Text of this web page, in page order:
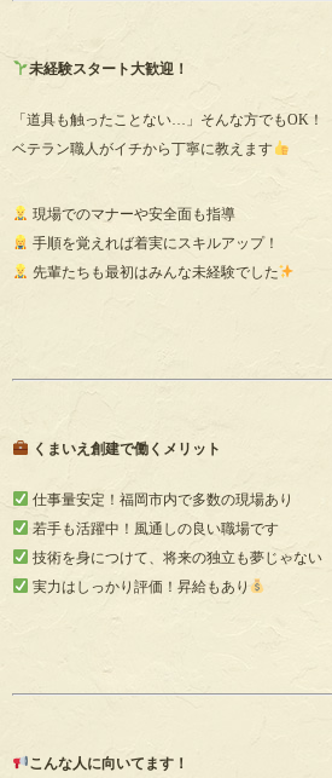
未経験スタート大歓迎！
「道具も触ったことない…」そんな方でもOK！
ベテラン職人がイチから丁寧に教えます
現場でのマナーや安全面も指導
手順を覚えれば着実にスキルアップ！
先輩たちも最初はみんな未経験でした
くまいえ創建で働くメリット
仕事量安定！福岡市内で多数の現場あり
若手も活躍中！風通しの良い職場です
技術を身につけて、将来の独立も夢じゃない
実力はしっかり評価！昇給もあり
こんな人に向いてます！